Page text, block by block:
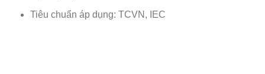
Tiêu chuẩn áp dụng: TCVN, IEC